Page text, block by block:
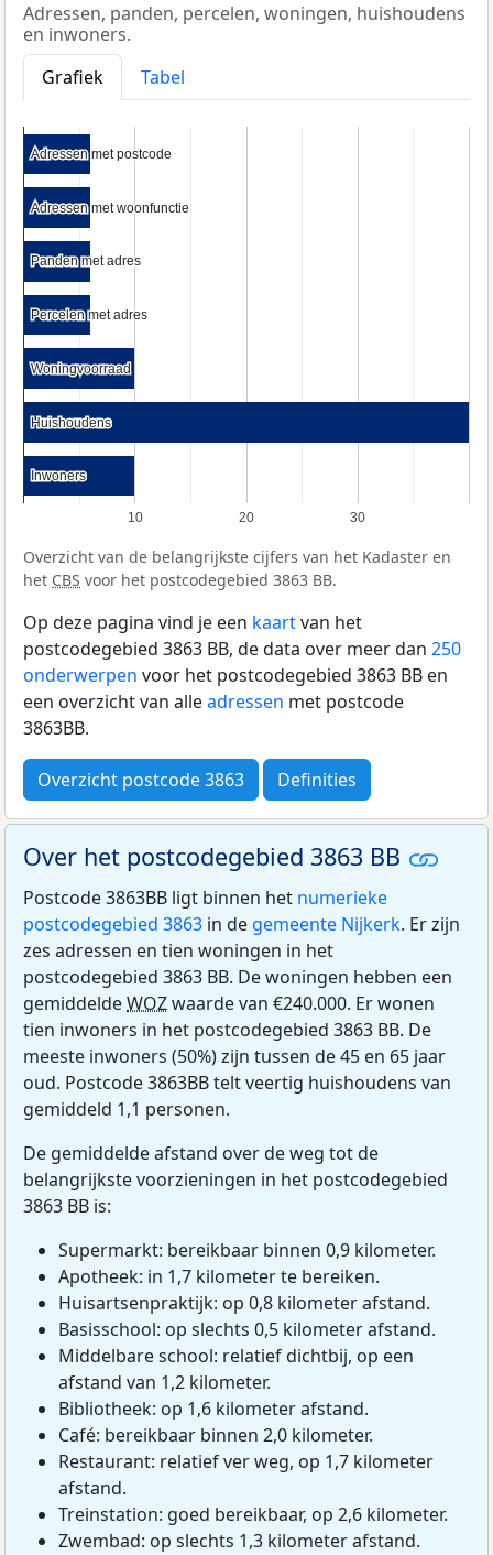
Adressen, panden, percelen, woningen, huishoudens
en inwoners.
Grafiek
Tabel
10 20 30
Adressen met postcode
Adressen met postcode
Adressen met woonfunctie
Adressen met woonfunctie
Panden met adres
Panden met adres
Percelen met adres
Percelen met adres
Woningvoorraad
Woningvoorraad
Huishoudens
Huishoudens
Inwoners
Inwoners
Overzicht van de belangrijkste cijfers van het Kadaster en
het CBS voor het postcodegebied 3863 BB.
Op deze pagina vind je een kaartvan het
postcodegebied 3863 BB, de data over meer dan 250
onderwerpen voor het postcodegebied 3863 BB en
een overzicht van alleadressen met postcode
3863BB.
Overzicht postcode 3863 Definities
Over het postcodegebied 3863 BB
Postcode 3863BB ligt binnen het numerieke
postcodegebied 3863 in de gemeente Nijkerk. Er zijn
zes adressen en tien woningen in het
postcodegebied 3863 BB. De woningen hebben een
gemiddeldeWOZwaarde van €240.000. Er wonen
tien inwoners in het postcodegebied 3863 BB. De
meeste inwoners (50%) zijn tussen de 45 en 65 jaar
oud. Postcode 3863BB telt veertig huishoudens van
gemiddeld 1,1 personen.
De gemiddelde afstand over de weg tot de
belangrijkste voorzieningen in het postcodegebied
3863 BB is:
Supermarkt: bereikbaar binnen 0,9 kilometer.
Apotheek: in 1,7 kilometer te bereiken.
Huisartsenpraktijk: op 0,8 kilometer afstand.
Basisschool: op slechts 0,5 kilometer afstand.
Middelbare school: relatief dichtbij, op een
afstand van 1,2 kilometer.
Bibliotheek: op 1,6 kilometer afstand.
Café: bereikbaar binnen 2,0 kilometer.
Restaurant: relatief ver weg, op 1,7 kilometer
afstand.
Treinstation: goed bereikbaar, op 2,6 kilometer.
Zwembad: op slechts 1,3 kilometer afstand.